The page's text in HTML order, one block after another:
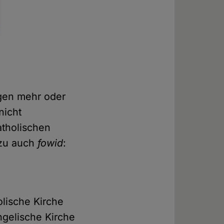
mehr oder
auch fowid:
Kirche
Kirche